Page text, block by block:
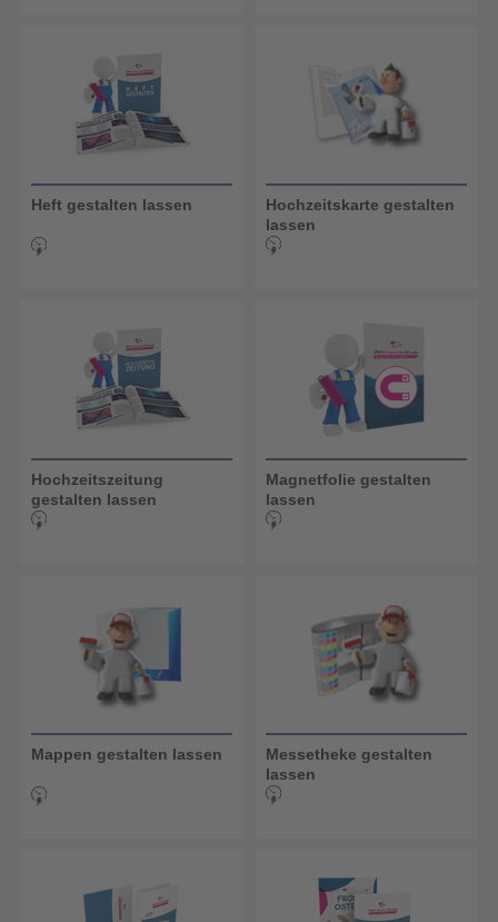
Heft gestalten lassen
Hochzeitskarte gestalten
lassen
Hochzeitszeitung
gestalten lassen
Magnetfolie gestalten
lassen
Mappen gestalten lassen
Messetheke gestalten
lassen